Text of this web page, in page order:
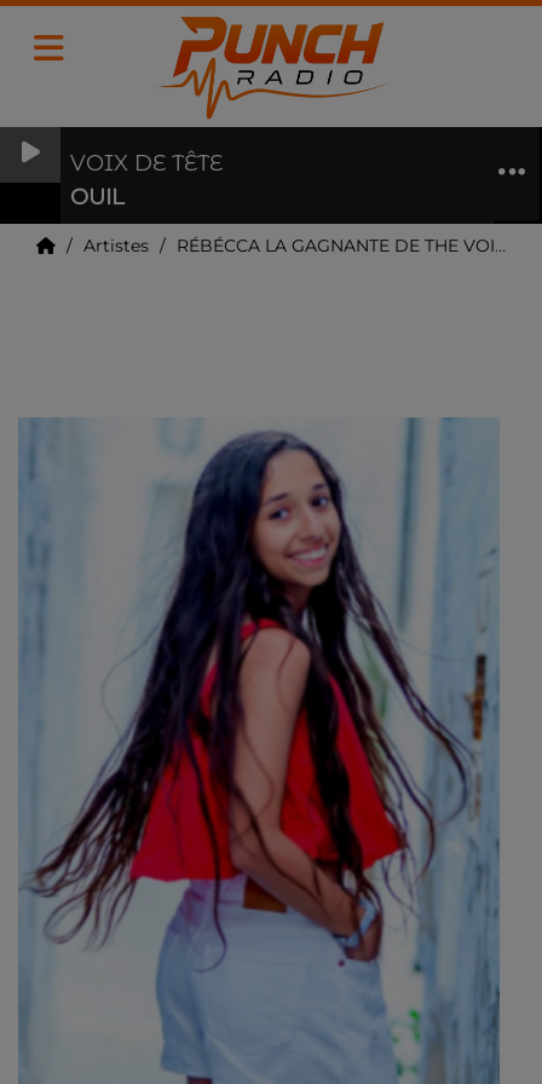
VOIX DE TÊTE
OUIL
Artistes RÉBÉCCA LA GAGNANTE DE THE VOICE KIDS 7